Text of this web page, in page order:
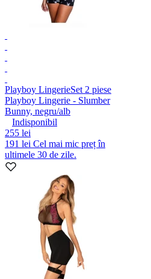
Playboy LingerieSet 2 piese
Playboy Lingerie - Slumber
Bunny, negru/alb
Indisponibil
255 lei
191 lei Cel mai mic preț în
ultimele 30 de zile.